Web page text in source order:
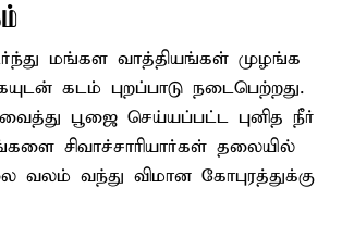
மங்கள வாத்தியங்கள் முழங்க
கடம் புறப்பாடு நடைபெற்றது.
பூஜை செய்யப்பட்ட புனித நீர்
சிவாச்சாரியார்கள் தலையில்
வலம் வந்து விமான கோபுரத்துக்கு